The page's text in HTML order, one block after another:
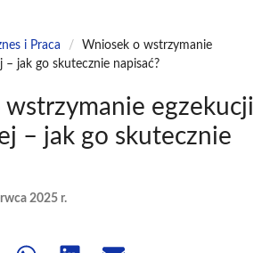
i Praca /
Wniosek o wstrzymanie
– jak go skutecznie napisać?
egzekucji
– jak go skutecznie
2025 r.